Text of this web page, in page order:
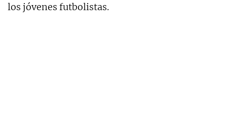
los jóvenes futbolistas.